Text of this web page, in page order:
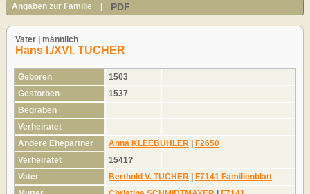
Angaben zur Familie | PDF
Vater | männlich
Hans I./XVI. TUCHER
Geboren
1503
Gestorben
1537
Begraben
Verheiratet
Andere Ehepartner
Anna KLEEBÜHLER
F2650
Verheiratet
1541?
Vater
Berthold V. TUCHER
F7141 Familienblatt